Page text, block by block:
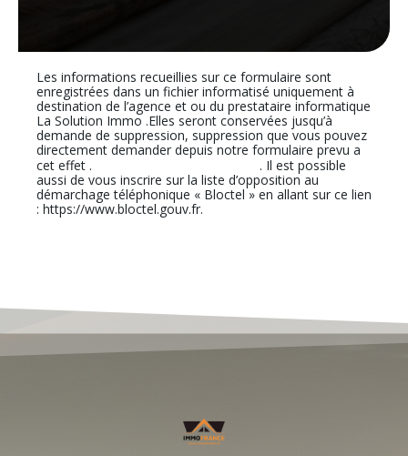
Les informations recueillies sur ce formulaire sont
enregistrées dans un fichier informatisé uniquement à
destination de l’agence et ou du prestataire informatique
La Solution Immo .Elles seront conservées jusqu’à
demande de suppression, suppression que vous pouvez
directement demander depuis notre formulaire prevu a
cet effet .
En cliquant sur ce lien
. Il est possible
aussi de vous inscrire sur la liste d’opposition au
démarchage téléphonique « Bloctel » en allant sur ce lien
: https://www.bloctel.gouv.fr.